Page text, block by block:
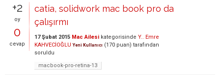
+2
oy
0
cevap
catia, solidwork mac book pro da
çalışırmı
17 Şubat 2015 Mac Ailesi kategorisinde Y.. Emre
KAHVECİOĞLU Yeni Kullanıcı (170 puan) tarafından
soruldu
macbook-pro-retina-13